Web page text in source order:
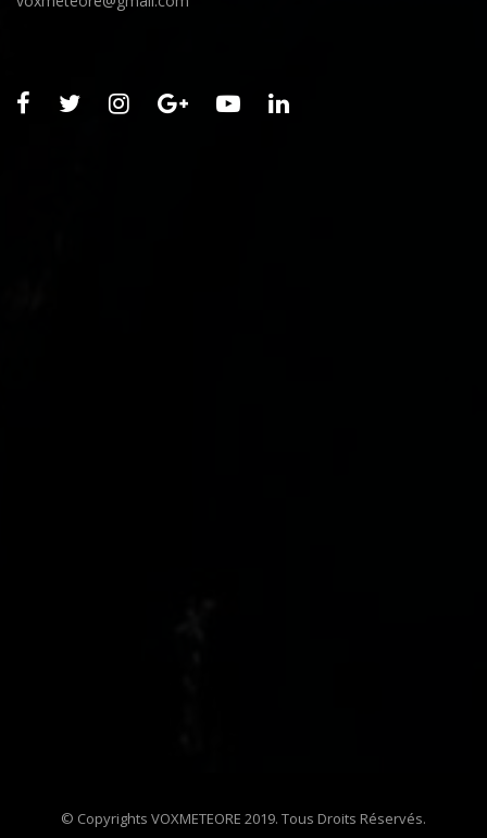
© Copyrights VOXMETEORE 2019. Tous Droits Réservés.